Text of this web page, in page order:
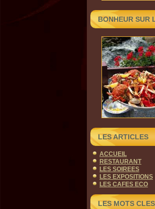
BONHEUR SUR
LES ARTICLES
ACCUEIL
RESTAURANT
LES SOIREES
LES EXPOSITIONS
LES CAFES ECO
LES MOTS CLES